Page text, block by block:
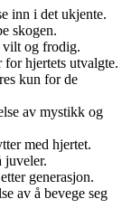
inn i det ukjente.
skogen.
vilt og frodig.
for hjertets utvalgte.
kun for de
av mystikk og
med hjertet.
juveler.
generasjon.
av å bevege seg